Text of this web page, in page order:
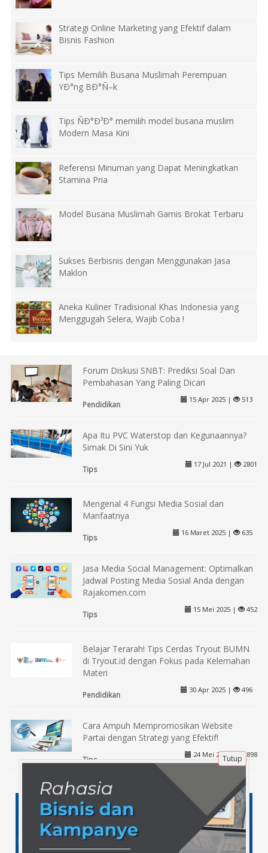
Strategi Online Marketing yang Efektif dalam
Bisnis Fashion
Tips Memilih Busana Muslimah Perempuan
YÐ°ng BÐ°Ñ–k
Tips ÑÐ°Ð³Ð° memilih model busana muslim
Modern Masa Kini
Referensi Minuman yang Dapat Meningkatkan
Stamina Pria
Model Busana Muslimah Gamis Brokat Terbaru
Sukses Berbisnis dengan Menggunakan Jasa
Maklon
Aneka Kuliner Tradisional Khas Indonesia yang
Menggugah Selera, Wajib Coba !
Forum Diskusi SNBT: Prediksi Soal Dan
Pembahasan Yang Paling Dicari
Pendidikan
15 Apr 2025 | 513
Apa Itu PVC Waterstop dan Kegunaannya?
Simak Di Sini Yuk
Tips
17 Jul 2021 | 2801
Mengenal 4 Fungsi Media Sosial dan
Manfaatnya
Tips
16 Maret 2025 | 635
Jasa Media Social Management: Optimalkan
Jadwal Posting Media Sosial Anda dengan
Rajakomen.com
Tips
15 Mei 2025 | 452
Belajar Terarah! Tips Cerdas Tryout BUMN
di Tryout.id dengan Fokus pada Kelemahan
Materi
Pendidikan
30 Apr 2025 | 496
Cara Ampuh Mempromosikan Website
Partai dengan Strategi yang Efektif!
Tips
24 Mei 2024 | 898
Tutup